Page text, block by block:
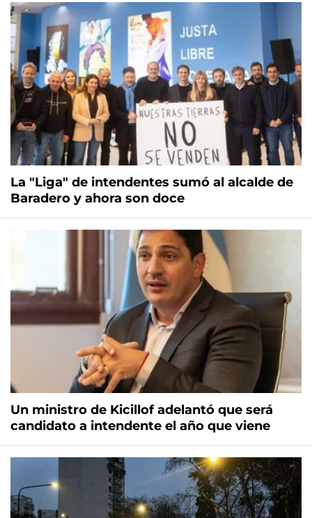
La "Liga" de intendentes sumó al alcalde de
Baradero y ahora son doce
Un ministro de Kicillof adelantó que será
candidato a intendente el año que viene